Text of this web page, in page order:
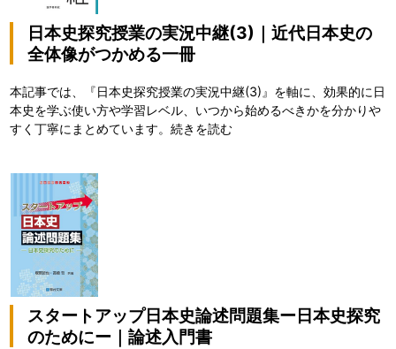
日本史探究授業の実況中継(3)｜近代日本史の
全体像がつかめる一冊
本記事では、『日本史探究授業の実況中継(3)』を軸に、効果的に日
本史を学ぶ使い方や学習レベル、いつから始めるべきかを分かりや
すく丁寧にまとめています。続きを読む
スタートアップ日本史論述問題集ー日本史探究
のためにー｜論述入門書